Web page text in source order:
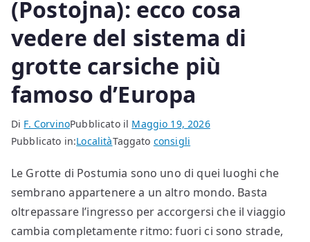
(Postojna): ecco cosa
vedere del sistema di
grotte carsiche più
famoso d’Europa
Di F. CorvinoPubblicato il Maggio 19, 2026
Pubblicato in:LocalitàTaggato consigli
Le Grotte di Postumia sono uno di quei luoghi che
sembrano appartenere a un altro mondo. Basta
oltrepassare l’ingresso per accorgersi che il viaggio
cambia completamente ritmo: fuori ci sono strade,